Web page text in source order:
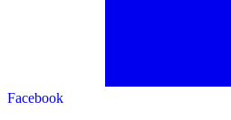
Facebook